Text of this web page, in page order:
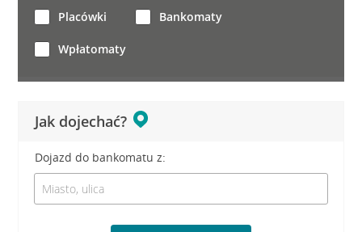
Jak dojechać?
Dojazd do bankomatu z:
Placówki Bankomaty
Wpłatomaty